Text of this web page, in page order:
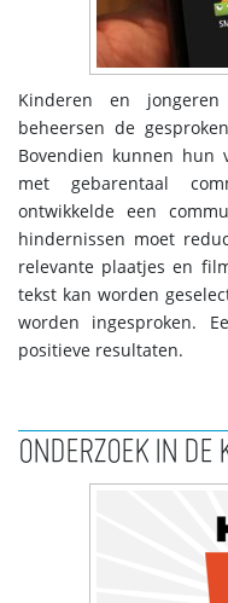
Kinderen en
beheersen de
Bovendien kunnen hun
met gebarentaal
ontwikkelde een
hindernissen moet
relevante plaatjes en
tekst kan worden
worden ingesproken.
positieve resultaten.
ONDERZOEK IN DE